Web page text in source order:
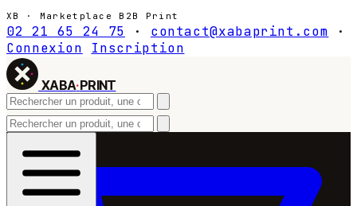
XB · Marketplace B2B Print
02 21 65 24 75 · contact@xabaprint.com
·
Connexion
Inscription
XABA·PRINT